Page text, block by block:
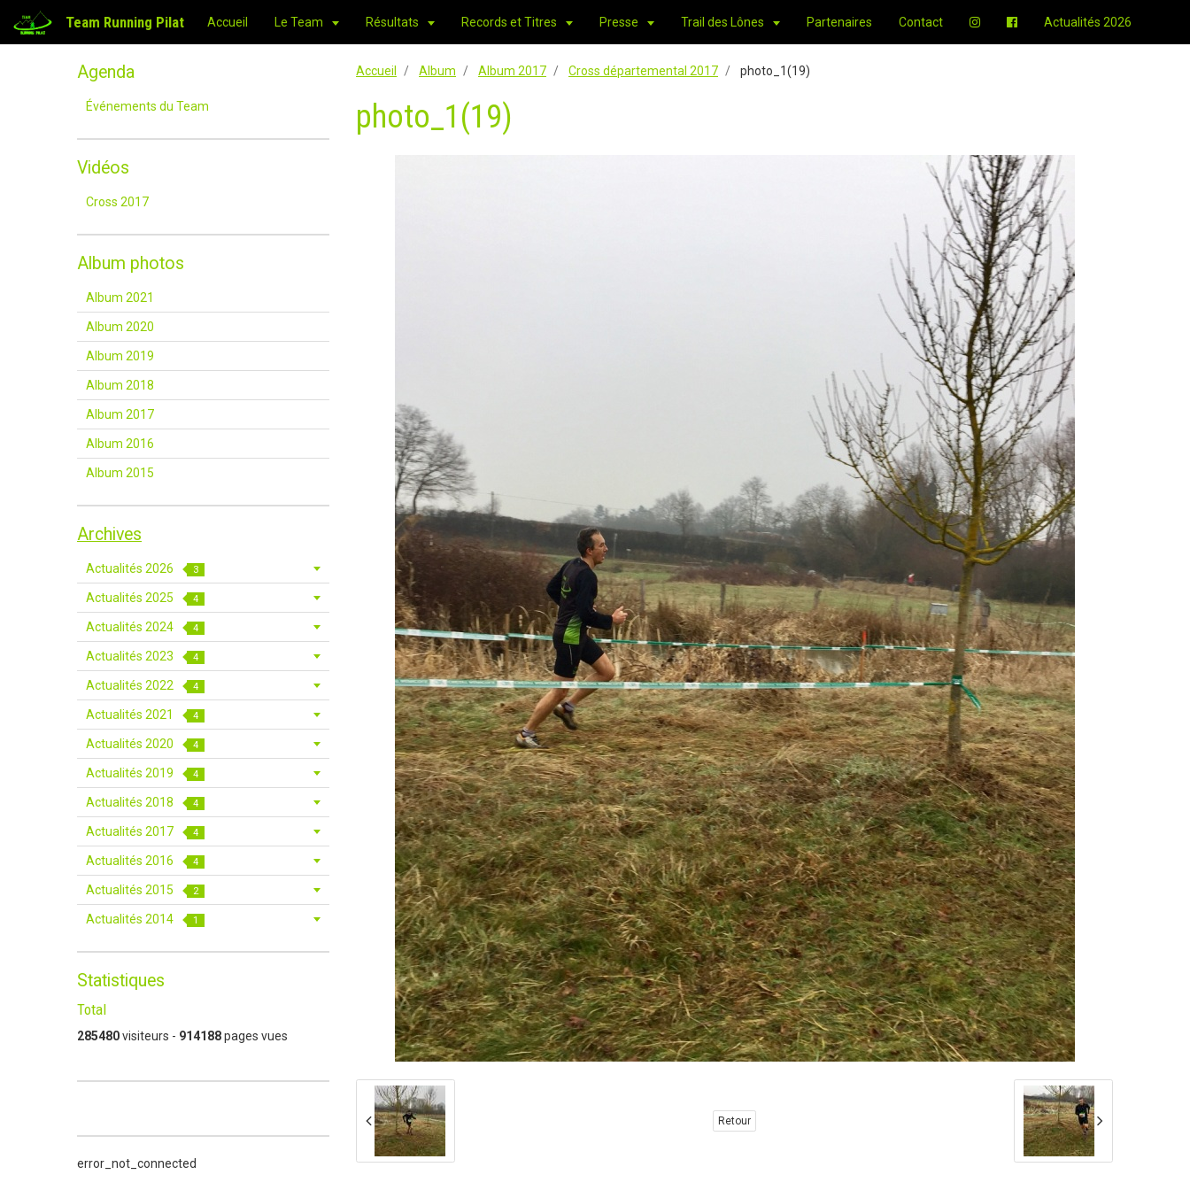
Team Running Pilat Accueil Le Team Résultats Records et Titres Presse Trail des Lônes Partenaires Contact Actualités 2026
Accueil Album Album 2017 Cross départemental 2017 photo_1(19)
photo_1(19)
Retour
Agenda
Événements du Team
Vidéos
Cross 2017
Album photos
Album 2021
Album 2020
Album 2019
Album 2018
Album 2017
Album 2016
Album 2015
Archives
Actualités 2026 3
Actualités 2025 4
Actualités 2024 4
Actualités 2023 4
Actualités 2022 4
Actualités 2021 4
Actualités 2020 4
Actualités 2019 4
Actualités 2018 4
Actualités 2017 4
Actualités 2016 4
Actualités 2015 2
Actualités 2014 1
Statistiques
Total
285480visiteurs - 914188pages vues
error_not_connected